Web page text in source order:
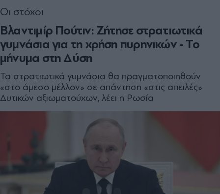
Βλαντιμίρ Πούτιν: Ζήτησε στρατιωτικά
γυμνάσια για τη χρήση πυρηνικών - Το
μήνυμα στη Δύση
Οι στόχοι
Τα στρατιωτικά γυμνάσια θα πραγματοποιηθούν
«στο άμεσο μέλλον» σε απάντηση «στις απειλές»
Δυτικών αξιωματούχων, λέει η Ρωσία